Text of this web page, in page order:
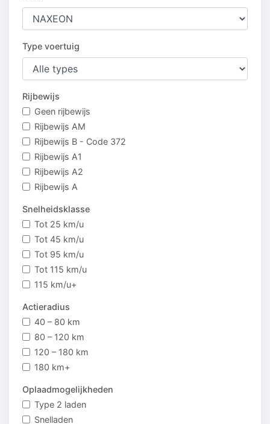
Type voertuig
Rijbewijs
Geen rijbewijs
Rijbewijs AM
Rijbewijs B - Code 372
Rijbewijs A1
Rijbewijs A2
Rijbewijs A
Snelheidsklasse
Tot 25 km/u
Tot 45 km/u
Tot 95 km/u
Tot 115 km/u
115 km/u+
Actieradius
40 – 80 km
80 – 120 km
120 – 180 km
180 km+
Oplaadmogelijkheden
Type 2 laden
Snelladen